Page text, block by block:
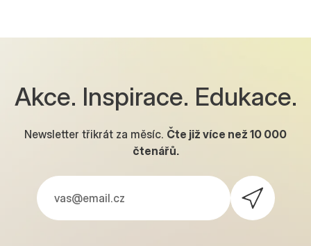
Akce. Inspirace. Edukace.
Newsletter třikrát za měsíc. Čte již více než 10 000
čtenářů.